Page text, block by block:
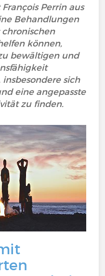
Perrin aus
Behandlungen
können,
bewältigen und
sich
eine angepasste
zu finden.